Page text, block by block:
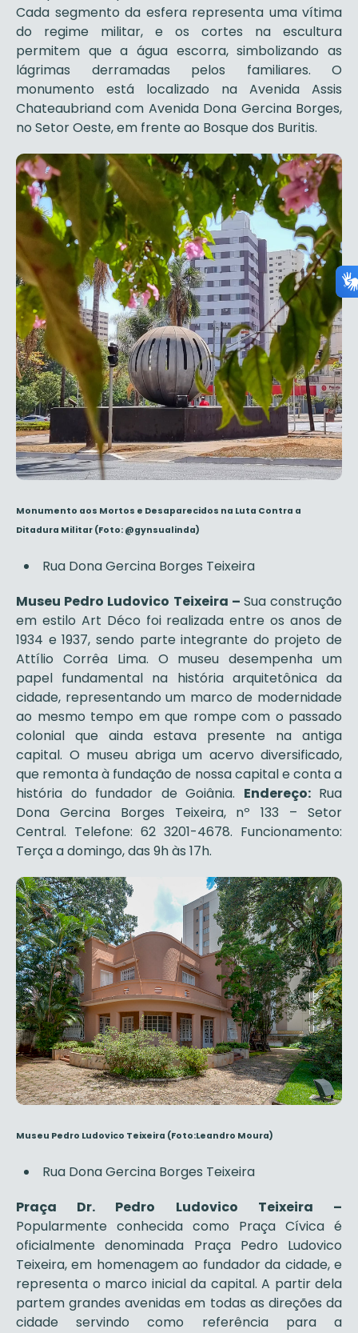
Cada segmento da esfera representa uma vítima
do regime militar, e os cortes na escultura
permitem que a água escorra, simbolizando as
lágrimas derramadas pelos familiares. O
monumento está localizado na Avenida Assis
Chateaubriand com Avenida Dona Gercina Borges,
no Setor Oeste, em frente ao Bosque dos Buritis.
Monumento aos Mortos e Desaparecidos na Luta Contra a
Ditadura Militar (Foto: @gynsualinda)
Rua Dona Gercina Borges Teixeira
Museu Pedro Ludovico Teixeira – Sua construção
em estilo Art Déco foi realizada entre os anos de
1934 e 1937, sendo parte integrante do projeto de
Attílio Corrêa Lima. O museu desempenha um
papel fundamental na história arquitetônica da
cidade, representando um marco de modernidade
ao mesmo tempo em que rompe com o passado
colonial que ainda estava presente na antiga
capital. O museu abriga um acervo diversificado,
que remonta à fundação de nossa capital e conta a
história do fundador de Goiânia. Endereço: Rua
Dona Gercina Borges Teixeira, nº 133 – Setor
Central. Telefone: 62 3201-4678. Funcionamento:
Terça a domingo, das 9h às 17h.
Museu Pedro Ludovico Teixeira (Foto:Leandro Moura)
Rua Dona Gercina Borges Teixeira
Praça Dr. Pedro Ludovico Teixeira –
Popularmente conhecida como Praça Cívica é
oficialmente denominada Praça Pedro Ludovico
Teixeira, em homenagem ao fundador da cidade, e
representa o marco inicial da capital. A partir dela
partem grandes avenidas em todas as direções da
cidade servindo como referência para a